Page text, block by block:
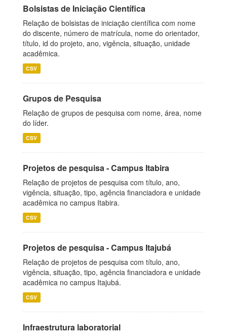
Bolsistas de Iniciação Científica
Relação de bolsistas de iniciação científica com nome
do discente, número de matrícula, nome do orientador,
título, id do projeto, ano, vigência, situação, unidade
acadêmica.
CSV
Grupos de Pesquisa
Relação de grupos de pesquisa com nome, área, nome
do líder.
CSV
Projetos de pesquisa - Campus Itabira
Relação de projetos de pesquisa com título, ano,
vigência, situação, tipo, agência financiadora e unidade
acadêmica no campus Itabira.
CSV
Projetos de pesquisa - Campus Itajubá
Relação de projetos de pesquisa com título, ano,
vigência, situação, tipo, agência financiadora e unidade
acadêmica no campus Itajubá.
CSV
Infraestrutura laboratorial